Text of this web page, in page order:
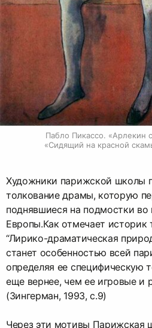
Пабло Пикассо. «Арлекин с
«Сидящий на красной
Художники парижской школы
толкование драмы, которую
поднявшиеся на подмостки во
Европы.Как отмечает историк
“Лирико-драматическая
станет особенностью всей
определяя ее специфическую
еще вернее, чем ее игровые и
(Зингерман, 1993, с.9)
Через эти мотивы Парижская